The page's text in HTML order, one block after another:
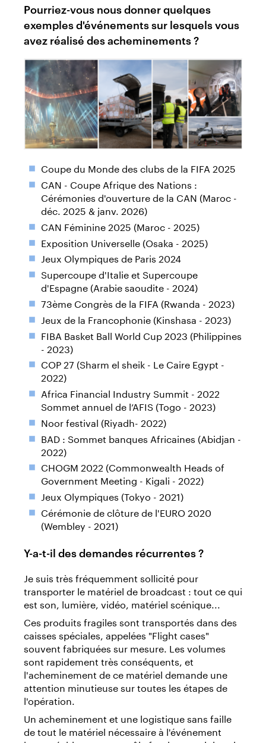
Pourriez-vous nous donner quelques
exemples d'événements sur lesquels vous
avez réalisé des acheminements ?
Coupe du Monde des clubs de la FIFA 2025
CAN - Coupe Afrique des Nations :
Cérémonies d'ouverture de la CAN (Maroc -
déc. 2025 & janv. 2026)
CAN Féminine 2025 (Maroc - 2025)
Exposition Universelle (Osaka - 2025)
Jeux Olympiques de Paris 2024
Supercoupe d'Italie et Supercoupe
d'Espagne (Arabie saoudite - 2024)
73ème Congrès de la FIFA (Rwanda - 2023)
Jeux de la Francophonie (Kinshasa - 2023)
FIBA Basket Ball World Cup 2023 (Philippines
- 2023)
COP 27 (Sharm el sheik - Le Caire Egypt -
2022)
Africa Financial Industry Summit - 2022
Sommet annuel de l’AFIS (Togo - 2023)
Noor festival (Riyadh- 2022)
BAD : Sommet banques Africaines (Abidjan -
2022)
CHOGM 2022 (Commonwealth Heads of
Government Meeting - Kigali - 2022)
Jeux Olympiques (Tokyo - 2021)
Cérémonie de clôture de l'EURO 2020
(Wembley - 2021)
Y-a-t-il des demandes récurrentes ?
Je suis très fréquemment sollicité pour
transporter le matériel de broadcast : tout ce qui
est son, lumière, vidéo, matériel scénique...
Ces produits fragiles sont transportés dans des
caisses spéciales, appelées "Flight cases"
souvent fabriquées sur mesure. Les volumes
sont rapidement très conséquents, et
l'acheminement de ce matériel demande une
attention minutieuse sur toutes les étapes de
l'opération.
Un acheminement et une logistique sans faille
de tout le matériel nécessaire à l'événement